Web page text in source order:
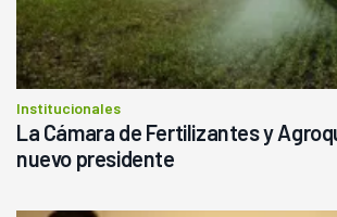
Institucionales
La Cámara de Fertilizantes y
nuevo presidente